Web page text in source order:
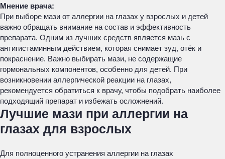
Мнение врача:
При выборе мази от аллергии на глазах у взрослых и детей
важно обращать внимание на состав и эффективность
препарата. Одним из лучших средств является мазь с
антигистаминным действием, которая снимает зуд, отёк и
покраснение. Важно выбирать мази, не содержащие
гормональных компонентов, особенно для детей. При
возникновении аллергической реакции на глазах,
рекомендуется обратиться к врачу, чтобы подобрать наиболее
подходящий препарат и избежать осложнений.
Лучшие мази при аллергии на
глазах для взрослых
Для полноценного устранения аллергии на глазах